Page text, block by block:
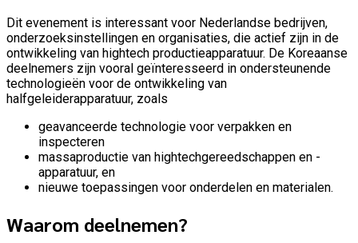
Dit evenement is interessant voor Nederlandse bedrijven,
onderzoeksinstellingen en organisaties, die actief zijn in de
ontwikkeling van hightech productieapparatuur. De Koreaanse
deelnemers zijn vooral geïnteresseerd in ondersteunende
technologieën voor de ontwikkeling van
halfgeleiderapparatuur, zoals
geavanceerde technologie voor verpakken en
inspecteren
massaproductie van hightechgereedschappen en -
apparatuur, en
nieuwe toepassingen voor onderdelen en materialen.
Waarom deelnemen?